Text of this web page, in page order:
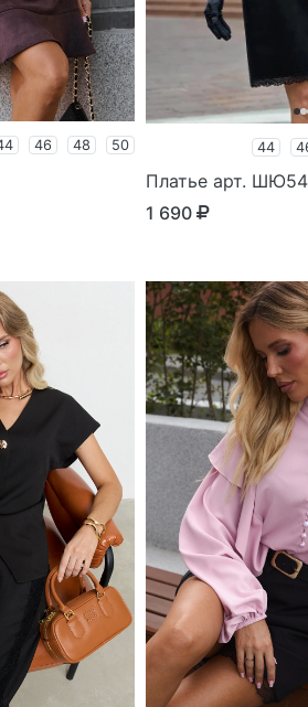
46 48 50 44
Платье арт.
1 690